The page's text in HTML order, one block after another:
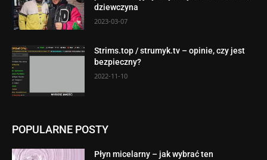
dziewczyna
2023-03-07
Strims.top / strumyk.tv – opinie, czy jest
bezpieczny?
2022-11-10
POPULARNE POSTY
Płyn micelarny – jak wybrać ten